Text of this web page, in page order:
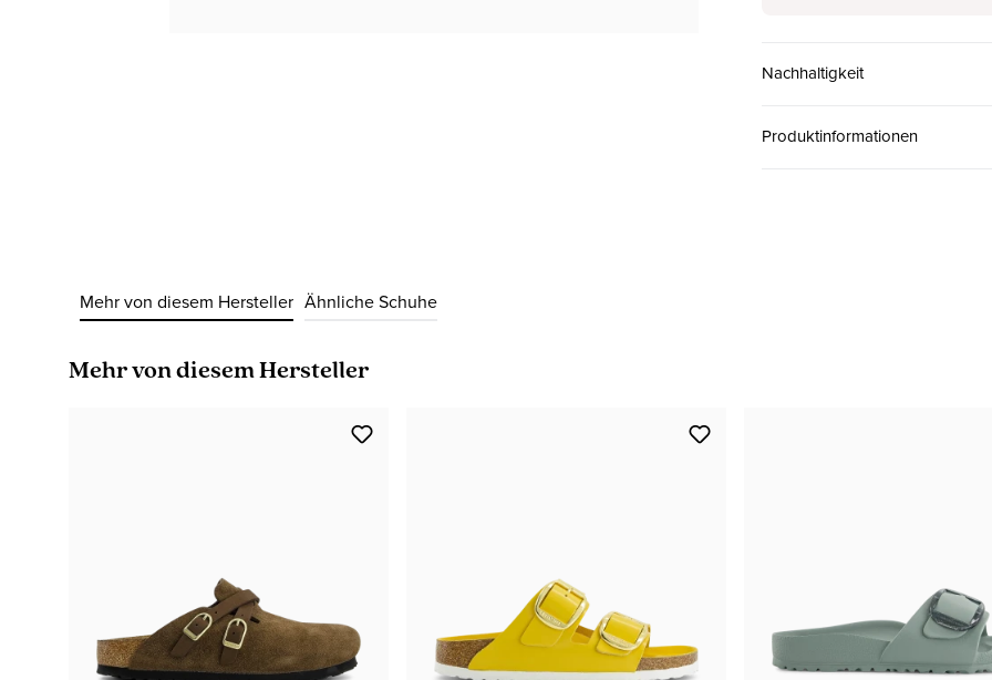
Nachhaltigkeit
Produktinformationen
Mehr von diesem Hersteller Ähnliche Schuhe
Produktgalerie überspringen
Mehr von diesem Hersteller